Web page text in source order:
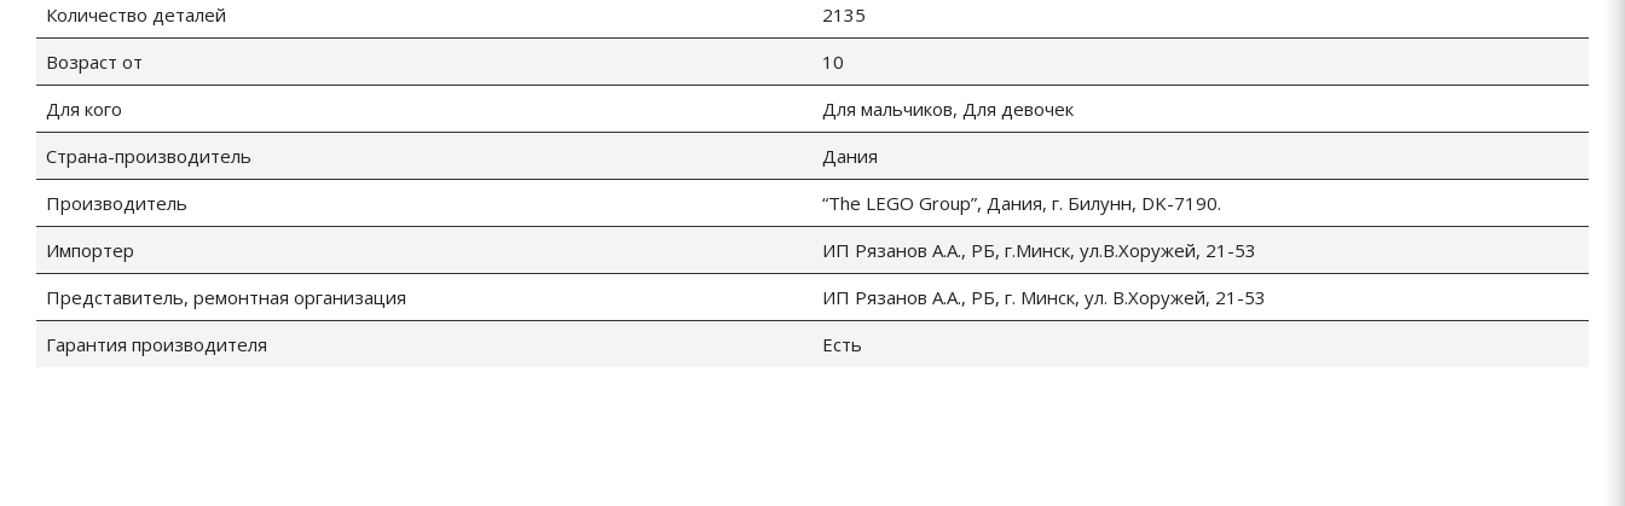
Количество деталей
2135
Возраст от
10
Для кого
Для мальчиков, Для девочек
Страна-производитель
Дания
Производитель
“The LEGO Group”, Дания, г. Билунн, DK-7190.
Импортер
ИП Рязанов А.А., РБ, г.Минск, ул.В.Хоружей, 21-53
Представитель, ремонтная организация
ИП Рязанов А.А., РБ, г. Минск, ул. В.Хоружей, 21-53
Гарантия производителя
Есть